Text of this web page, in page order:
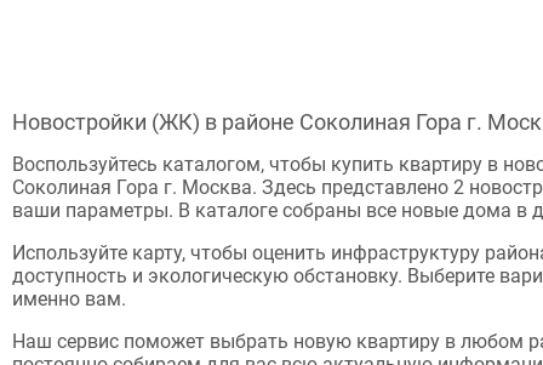
Новостройки (ЖК) в районе Соколиная Гора г.
Воспользуйтесь каталогом, чтобы купить квартиру в
Соколиная Гора г. Москва. Здесь представлено 2
ваши параметры. В каталоге собраны все новые дома в
Используйте карту, чтобы оценить инфраструктуру
доступность и экологическую обстановку. Выберите
именно вам.
Наш сервис поможет выбрать новую квартиру в любом